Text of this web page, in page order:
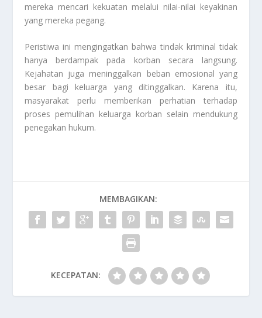
mereka mencari kekuatan melalui nilai-nilai keyakinan
yang mereka pegang.
Peristiwa ini mengingatkan bahwa tindak kriminal tidak
hanya berdampak pada korban secara langsung.
Kejahatan juga meninggalkan beban emosional yang
besar bagi keluarga yang ditinggalkan. Karena itu,
masyarakat perlu memberikan perhatian terhadap
proses pemulihan keluarga korban selain mendukung
penegakan hukum.
MEMBAGIKAN:
KECEPATAN: